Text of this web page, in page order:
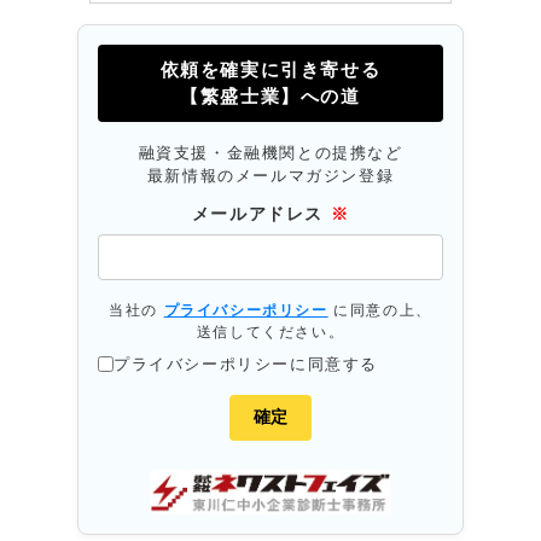
依頼を確実に引き寄せる
【繁盛士業】への道
融資支援・金融機関との提携など
最新情報のメールマガジン登録
メールアドレス ※
当社の プライバシーポリシー に同意の上、
送信してください。
プライバシーポリシーに同意する